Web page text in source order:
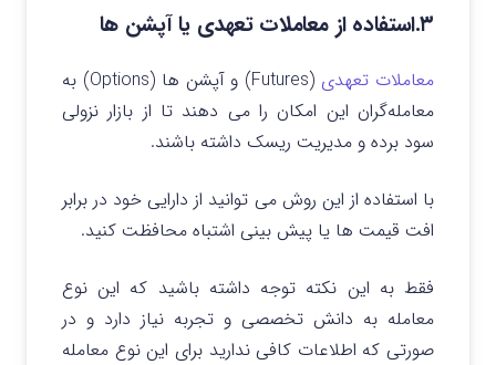
۳.استفاده از معاملات تعهدی یا آپشن ها
معاملات تعهدی
(Futures) و آپشن‌ ها (Options) به
معامله‌گران این امکان را می دهند تا از بازار نزولی
سود برده و مدیریت ریسک داشته باشند.
با استفاده از این روش می توانید از دارایی خود در برابر
افت قیمت‌ ها یا پیش بینی اشتباه محافظت کنید.
فقط به این نکته توجه داشته باشید که این نوع
معامله به دانش تخصصی و تجربه نیاز دارد و در
صورتی که اطلاعات کافی ندارید برای این نوع معامله